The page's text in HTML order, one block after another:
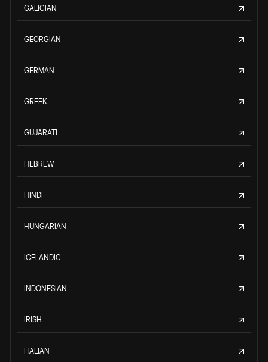
GALICIAN
GEORGIAN
GERMAN
GREEK
GUJARATI
HEBREW
HINDI
HUNGARIAN
ICELANDIC
INDONESIAN
IRISH
ITALIAN